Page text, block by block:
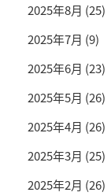
2025年8月 (25)
2025年7月 (9)
2025年6月 (23)
2025年5月 (26)
2025年4月 (26)
2025年3月 (25)
2025年2月 (26)